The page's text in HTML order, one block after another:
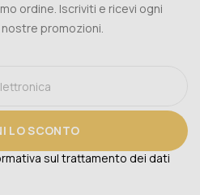
ordine. Iscriviti e ricevi ogni
promozioni.
LO SCONTO
sul trattamento dei dati